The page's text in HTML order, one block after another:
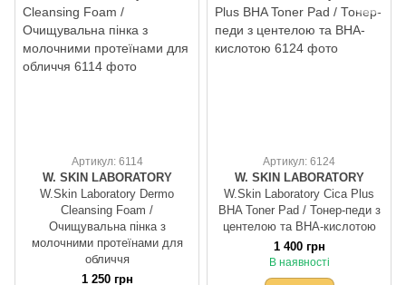
Артикул: 6114
W. SKIN LABORATORY
W.Skin Laboratory Dermo
Cleansing Foam /
Очищувальна пінка з
молочними протеїнами для
обличчя
1 250 грн
Артикул: 6124
W. SKIN LABORATORY
W.Skin Laboratory Cica Plus
BHA Toner Pad / Тонер-педи з
центелою та BHA-кислотою
1 400 грн
В наявності